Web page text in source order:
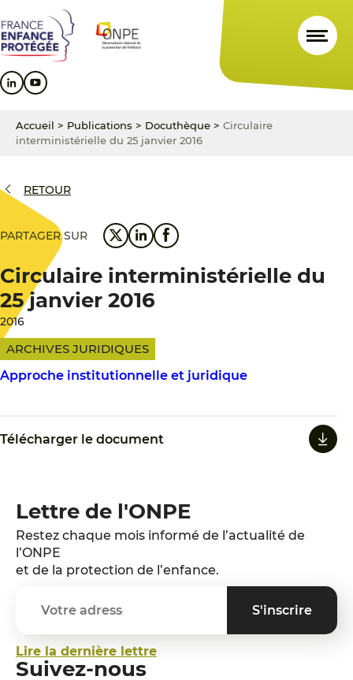
au
contenu
principal
au
menu
principal
au
pied
de
Accueil > Publications > Docuthèque > Circulaire
interministérielle du 25 janvier 2016
RETOUR
PARTAGER SUR
Circulaire interministérielle du
25 janvier 2016
2016
ARCHIVES JURIDIQUES
Approche institutionnelle et juridique
Télécharger le document
Lettre de l'ONPE
Restez chaque mois informé de l’actualité de
l’ONPE
et de la protection de l’enfance.
Lire la dernière lettre
Suivez-nous